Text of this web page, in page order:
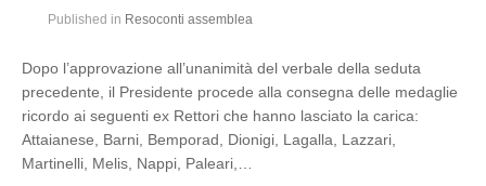
Published in Resoconti assemblea
Dopo l’approvazione all’unanimità del verbale della seduta
precedente, il Presidente procede alla consegna delle medaglie
ricordo ai seguenti ex Rettori che hanno lasciato la carica:
Attaianese, Barni, Bemporad, Dionigi, Lagalla, Lazzari,
Martinelli, Melis, Nappi, Paleari,…